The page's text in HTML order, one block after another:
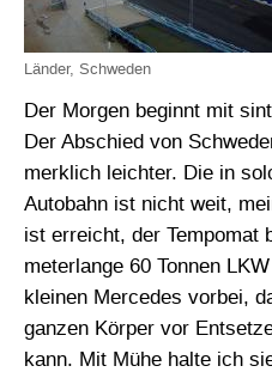
Länder, Schweden
Der Morgen beginnt mit
Der Abschied von
merklich leichter. Die in
Autobahn ist nicht weit,
ist erreicht, der Tempomat
meterlange 60 Tonnen
kleinen Mercedes vorbei,
ganzen Körper vor
kann. Mit Mühe halte ich